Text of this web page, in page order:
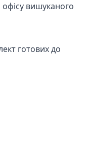
вишуканого
готових до